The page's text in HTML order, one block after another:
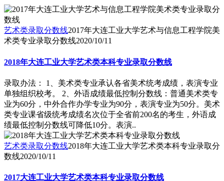
艺术类录取分数线2017年大连工业大学艺术与信息工程学院美
术类专业录取分数线2020/10/11
2018年大连工业大学艺术类本科专业录取分数线
录取办法： 1、美术类专业承认各省美术统考成绩，表演专业
单独组织校考。 2、外语成绩最低控制分数线：普通美术类专
业为60分，中外合作办学专业为90分，表演专业为50分。美术
类专业课省级统考成绩名次位于全省前200名的考生，外语成
绩最低控制分数线可降低10分。表演..
艺术类录取分数线2018年大连工业大学艺术类本科专业录取分
数线2020/10/11
2017大连工业大学艺术类本科专业录取分数线